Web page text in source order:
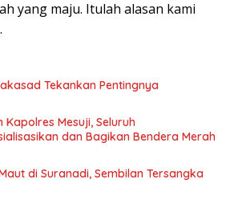
yang maju. Itulah alasan kami
Tekankan Pentingnya
Mesuji, Seluruh
dan Bagikan Bendera Merah
di Suranadi, Sembilan Tersangka